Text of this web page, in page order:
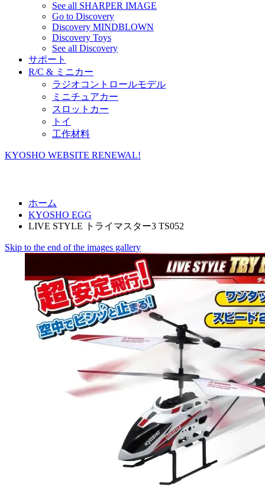
See all SHARPER IMAGE
Go to Discovery
Discovery MINDBLOWN
Discovery Toys
See all Discovery
サポート
R/C & ミニカー
ラジオコントロールモデル
ミニチュアカー
スロットカー
トイ
工作材料
KYOSHO WEBSITE RENEWAL!
ホーム
KYOSHO EGG
LIVE STYLE トライマスター3 TS052
Skip to the end of the images gallery